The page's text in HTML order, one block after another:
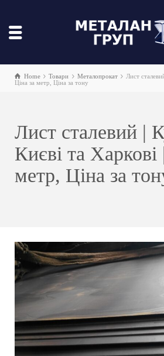
Home Товари Металопрокат
Лист
Ціна за метр, Ціна за тону
Лист сталевий |
Києві та Харкові
метр, Ціна за